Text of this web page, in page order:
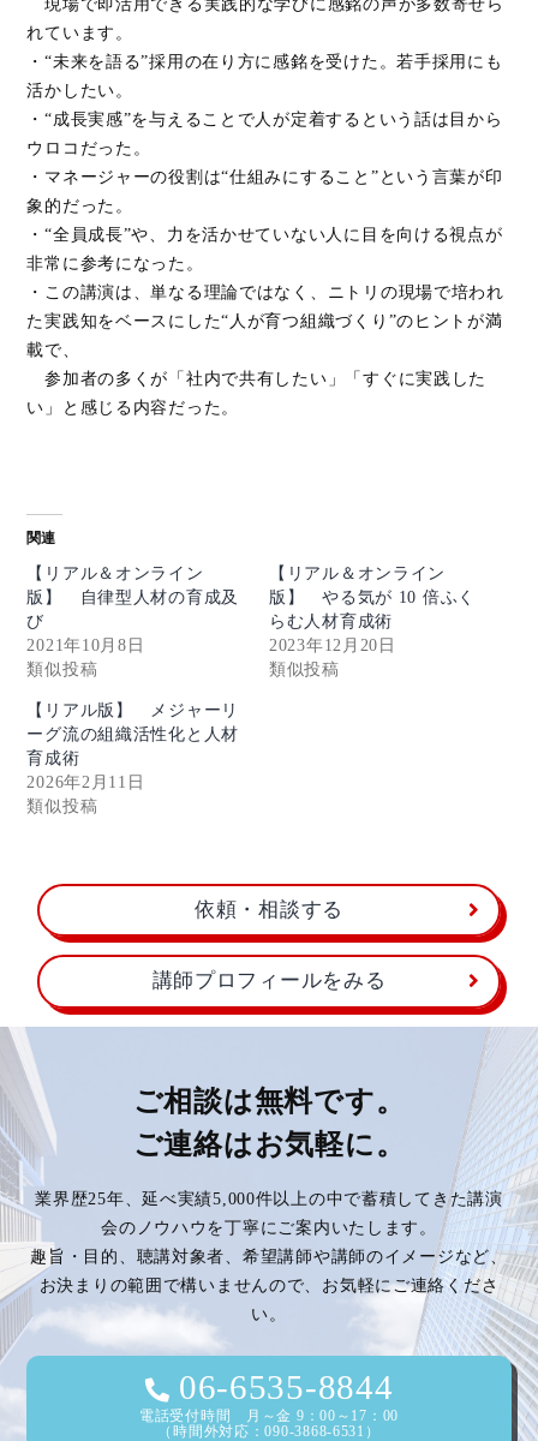
れています。
・“未来を語る”採用の在り方に感銘を受けた。若手採用にも
活かしたい。
・“成長実感”を与えることで人が定着するという話は目から
ウロコだった。
・マネージャーの役割は“仕組みにすること”という言葉が印
象的だった。
・“全員成長”や、力を活かせていない人に目を向ける視点が
非常に参考になった。
・この講演は、単なる理論ではなく、ニトリの現場で培われ
た実践知をベースにした“人が育つ組織づくり”のヒントが満
載で、
参加者の多くが「社内で共有したい」「すぐに実践した
い」と感じる内容だった。
関連
【リアル＆オンライン
版】 自律型人材の育成及
び
2021年10月8日
類似投稿
【リアル＆オンライン
版】 やる気が 10 倍ふく
らむ人材育成術
2023年12月20日
類似投稿
【リアル版】 メジャーリ
ーグ流の組織活性化と人材
育成術
2026年2月11日
類似投稿
依頼・相談する
講師プロフィールをみる
ご相談は無料です。
ご連絡はお気軽に。
業界歴25年、延べ実績5,000件以上の中で蓄積してきた講演
会のノウハウを丁寧にご案内いたします。
趣旨・目的、聴講対象者、希望講師や講師のイメージなど、
お決まりの範囲で構いませんので、お気軽にご連絡くださ
い。
06-6535-8844
電話受付時間 月～金 9：00～17：00
（時間外対応：090-3868-6531）